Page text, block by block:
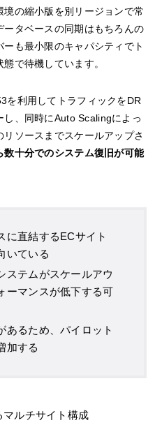
の縮小版を別リージョンで常
タベースの同期はもちろんの
も最小限のキャパシティでト
で待機しています。
を利用してトラフィックをDR
し、同時にAuto Scalingによっ
ソースまでスケールアップさ
数十分でのシステム復旧が可能
に直結するECサイト
いている
ステムがスケールアウ
ーマンスが低下する可
あるため、パイロット
加する
ルチサイト構成